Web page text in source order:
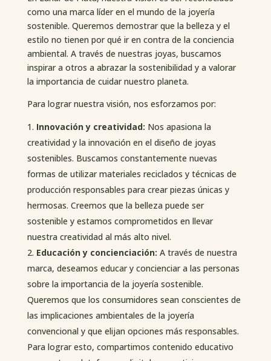
como una marca líder en el mundo de la joyería
sostenible. Queremos demostrar que la belleza y el
estilo no tienen por qué ir en contra de la conciencia
ambiental. A través de nuestras joyas, buscamos
inspirar a otros a abrazar la sostenibilidad y a valorar
la importancia de cuidar nuestro planeta.
Para lograr nuestra visión, nos esforzamos por:
Innovación y creatividad: Nos apasiona la
creatividad y la innovación en el diseño de joyas
sostenibles. Buscamos constantemente nuevas
formas de utilizar materiales reciclados y técnicas de
producción responsables para crear piezas únicas y
hermosas. Creemos que la belleza puede ser
sostenible y estamos comprometidos en llevar
nuestra creatividad al más alto nivel.
Educación y concienciación: A través de nuestra
marca, deseamos educar y concienciar a las personas
sobre la importancia de la joyería sostenible.
Queremos que los consumidores sean conscientes de
las implicaciones ambientales de la joyería
convencional y que elijan opciones más responsables.
Para lograr esto, compartimos contenido educativo